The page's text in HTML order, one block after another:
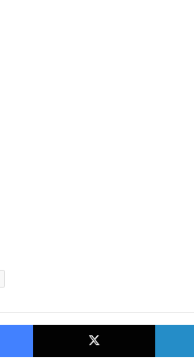
Facebook X